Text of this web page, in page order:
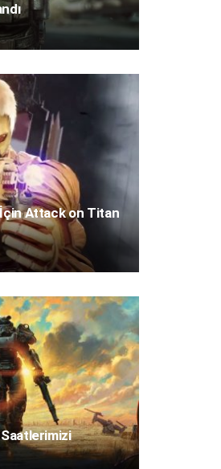
Attack on Titan